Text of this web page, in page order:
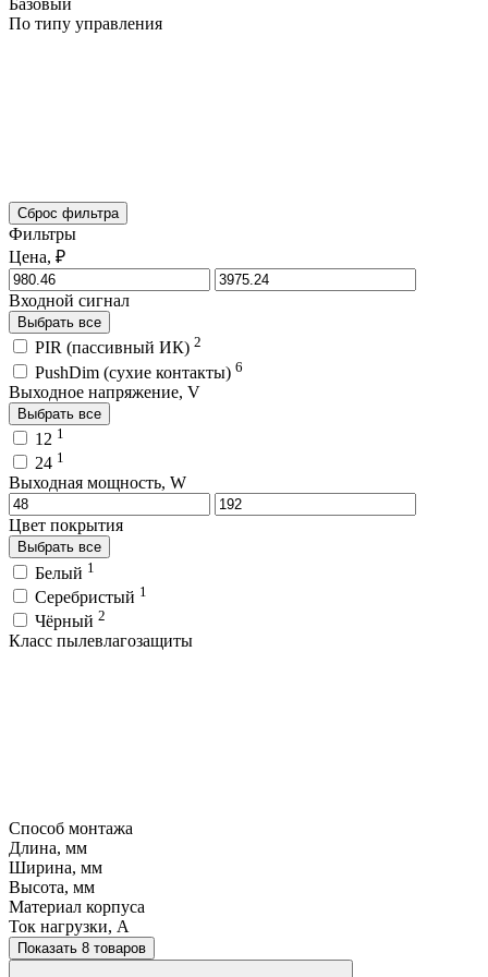
По типу управления
Сброс фильтра
Фильтры
Цена, ₽
Входной сигнал
Выбрать все
PIR (пассивный ИК) 2
PushDim (сухие контакты) 6
Выходное напряжение, V
Выбрать все
12 1
24 1
Выходная мощность, W
Цвет покрытия
Выбрать все
Белый 1
Серебристый 1
Чёрный 2
Класс пылевлагозащиты
Способ монтажа
Длина, мм
Ширина, мм
Высота, мм
Материал корпуса
Ток нагрузки, A
Показать 8 товаров